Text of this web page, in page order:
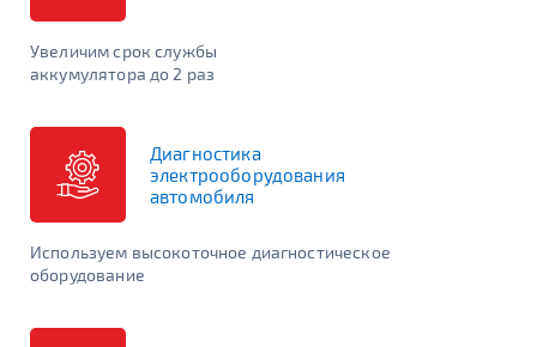
ПОДОБРАТЬ
аккумулятора, уточняйте оптимальный вариант по телефону
+7 (983) 400-05-91. Либо у продавцов внаших магазинах.
Увеличим срок службы
аккумулятора до 2 раз
Диагностика
электрооборудования
автомобиля
Используем высокоточное диагностическое
оборудование